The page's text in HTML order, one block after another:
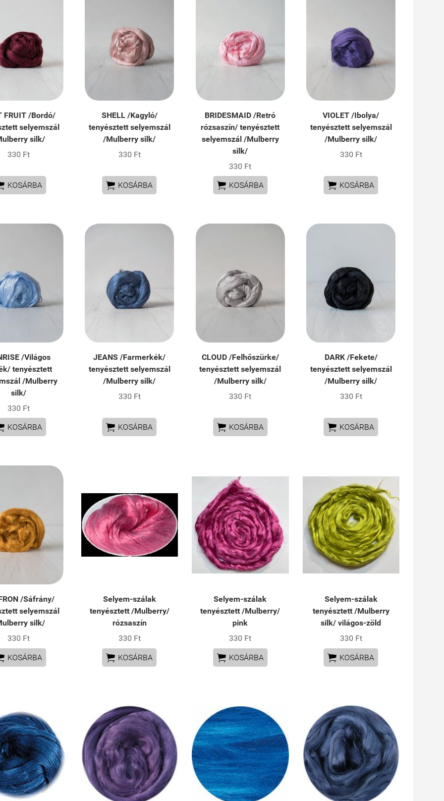
FRUIT /Bordó/
selyemszál
silk/
330 Ft
KOSÁRBA
SHELL /Kagyló/
tenyésztett selyemszál
/Mulberry silk/
330 Ft
 KOSÁRBA
BRIDESMAID /Retró
rózsaszín/ tenyésztett
selyemszál /Mulberry
silk/
330 Ft
 KOSÁRBA
VIOLET /Ibolya/
tenyésztett selyemszál
/Mulberry silk/
330 Ft
 KOSÁRBA
/Világos
tenyésztett
/Mulberry
silk/
330 Ft
KOSÁRBA
JEANS /Farmerkék/
tenyésztett selyemszál
/Mulberry silk/
330 Ft
 KOSÁRBA
CLOUD /Felhőszürke/
tenyésztett selyemszál
/Mulberry silk/
330 Ft
 KOSÁRBA
DARK /Fekete/
tenyésztett selyemszál
/Mulberry silk/
330 Ft
 KOSÁRBA
/Sáfrány/
selyemszál
silk/
330 Ft
KOSÁRBA
Selyem-szálak
tenyésztett /Mulberry/
rózsaszín
330 Ft
 KOSÁRBA
Selyem-szálak
tenyésztett /Mulberry/
pink
330 Ft
 KOSÁRBA
Selyem-szálak
tenyésztett /Mulberry
silk/ világos-zöld
330 Ft
 KOSÁRBA